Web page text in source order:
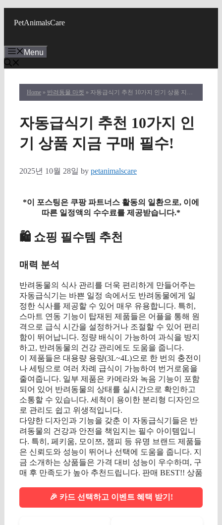
PetAnimalsCare
Menu
Home » 반려동물 마켓 » 자동급식기 추천 10가지 인기 상품 지금 구매 필수!
자동급식기 추천 10가지 인
기 상품 지금 구매 필수!
2025년 10월 28일 by petanimalscare
*이 포스팅은 쿠팡 파트너스 활동의 일환으로, 이에
따른 일정액의 수수료를 제공받습니다.*
🛍️ 쇼핑 필수템 추천
매력 분석
반려동물의 식사 관리를 더욱 편리하게 만들어주는
자동급식기는 바쁜 일정 속에서도 반려동물에게 일
정한 식사를 제공할 수 있어 매우 유용합니다. 특히,
스마트 연동 기능이 탑재된 제품들은 어플을 통해 원
격으로 급식 시간을 설정하거나 조절할 수 있어 편리
함이 뛰어납니다. 정량 배식이 가능하여 과식을 방지
하고, 반려동물의 건강 관리에도 도움을 줍니다.
이 제품들은 대용량 용량(3L~4L)으로 한 번의 충전이
나 세팅으로 여러 차례 급식이 가능하여 번거로움을
줄여줍니다. 일부 제품은 카메라와 녹음 기능이 포함
되어 있어 반려동물의 상태를 실시간으로 확인하고
소통할 수 있습니다. 세척이 용이한 분리형 디자인으
로 관리도 쉽고 위생적입니다.
다양한 디자인과 기능을 갖춘 이 자동급식기들은 반
려동물의 건강과 안전을 책임지는 필수 아이템입니
다. 특히, 페키움, 모이쯔, 잼피 등 유명 브랜드 제품들
은 신뢰도와 성능이 뛰어나 선택에 도움을 줍니다. 지
금 소개하는 상품들은 가격 대비 성능이 우수하며, 구
매 후 만족도가 높아 추천드립니다. 판매 BEST!! 상품
🎉 카드 선택하고 이벤트 혜택 받기!